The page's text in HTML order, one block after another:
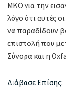
ΜΚΟ για την
λόγο ότι αυτές
να παραδίδουν
επιστολή που
Σύνορα και η
Διάβασε Επίσης: